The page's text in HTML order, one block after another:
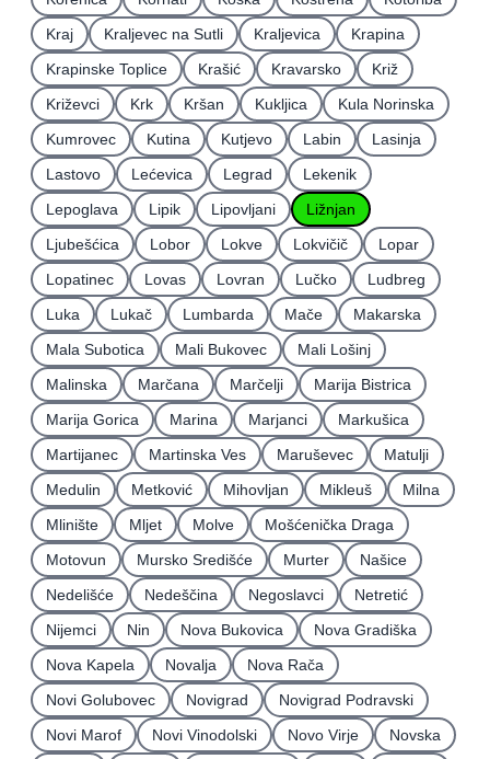
Kraj
Kraljevec na Sutli Kraljevica
Krapina
Krapinske Toplice
Krašić Kravarsko
Križ
Križevci
Krk Kršan Kukljica
Kula Norinska
Kumrovec
Kutina Kutjevo Labin
Lasinja
Lastovo
Lećevica Legrad
Lekenik
Lepoglava
Lipik Lipovljani
Ližnjan
Ljubešćica
Lobor Lokve Lokvičič
Lopar
Lopatinec
Lovas Lovran Lučko
Ludbreg
Luka
Lukač Lumbarda Mače
Makarska
Mala Subotica
Mali Bukovec
Mali Lošinj
Malinska
Marčana Marčelji
Marija Bistrica
Marija Gorica
Marina Marjanci
Markušica
Martijanec
Martinska Ves Maruševec
Matulji
Medulin
Metković Mihovljan Mikleuš
Milna
Mlinište
Mljet Molve
Mošćenička Draga
Motovun
Mursko Središće Murter
Našice
Nedelišće
Nedeščina Negoslavci
Netretić
Nijemci
Nin Nova Bukovica
Nova Gradiška
Nova Kapela
Novalja
Nova Rača
Novi Golubovec
Novigrad
Novigrad Podravski
Novi Marof
Novi Vinodolski Novo Virje
Novska